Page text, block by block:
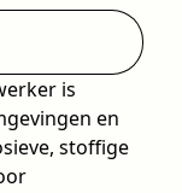
is
en
stoffige